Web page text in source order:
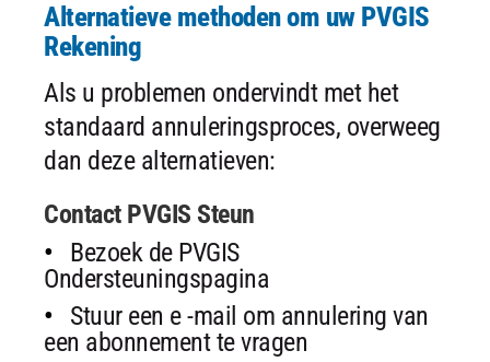
Alternatieve methoden om uw PVGIS
Rekening
Als u problemen ondervindt met het
standaard annuleringsproces, overweeg
dan deze alternatieven:
Contact PVGIS Steun
Bezoek de PVGIS
Ondersteuningspagina
Stuur een e -mail om annulering van
een abonnement te vragen